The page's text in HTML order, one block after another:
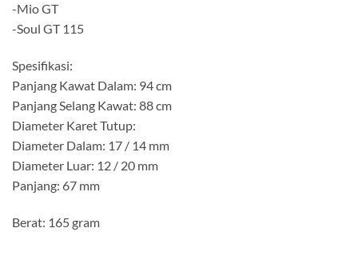
-Mio GT
-Soul GT 115
Spesifikasi:
Panjang Kawat Dalam: 94 cm
Panjang Selang Kawat: 88 cm
Diameter Karet Tutup:
Diameter Dalam: 17 / 14 mm
Diameter Luar: 12 / 20 mm
Panjang: 67 mm
Berat: 165 gram